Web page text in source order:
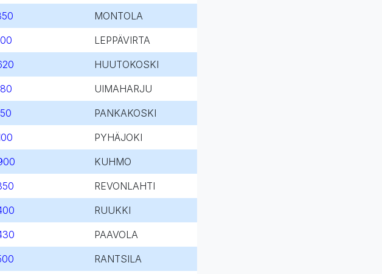
MONTOLA
LEPPÄVIRTA
HUUTOKOSKI
UIMAHARJU
PANKAKOSKI
PYHÄJOKI
KUHMO
REVONLAHTI
RUUKKI
PAAVOLA
RANTSILA